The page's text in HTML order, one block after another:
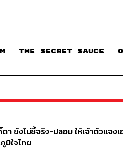
THE SECRET SAUCE​
ยังไม่ชี้จริง-ปลอม ให้เจ้าตัวแจงเ
มิใจไทย